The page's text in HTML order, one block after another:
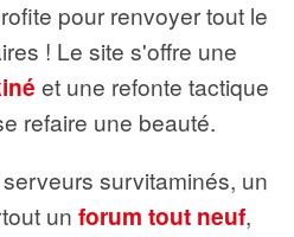
pour renvoyer tout le
! Le site s'offre une
et une refonte tactique
refaire une beauté.
survitaminés, un
un forum tout neuf,